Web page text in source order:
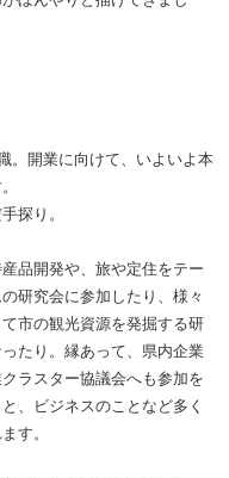
。開業に向けて、いよいよ本
探り。
品開発や、旅や定住をテー
研究会に参加したり、様々
市の観光資源を発掘する研
たり。縁あって、県内企業
ラスター協議会へも参加を
、ビジネスのことなど多く
す。